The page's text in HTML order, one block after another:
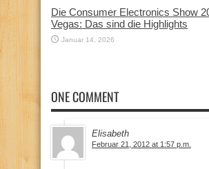
Die Consumer Electronics Show
Vegas: Das sind die Highlights
Januar 14, 2026
ONE COMMENT
Elisabeth
Februar 21, 2012 at 1:57 p.m.